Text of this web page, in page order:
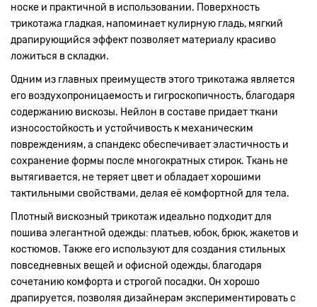
носке и практичной в использовании. Поверхность
трикотажа гладкая, напоминает кулирную гладь, мягкий
драпирующийся эффект позволяет материалу красиво
ложиться в складки.
Одним из главных преимуществ этого трикотажа является
его воздухопроницаемость и гигроскопичность, благодаря
содержанию вискозы. Нейлон в составе придает ткани
износостойкость и устойчивость к механическим
повреждениям, а спандекс обеспечивает эластичность и
сохранение формы после многократных стирок. Ткань не
вытягивается, не теряет цвет и обладает хорошими
тактильными свойствами, делая её комфортной для тела.
Плотный вискозный трикотаж идеально подходит для
пошива элегантной одежды: платьев, юбок, брюк, жакетов и
костюмов. Также его используют для создания стильных
повседневных вещей и офисной одежды, благодаря
сочетанию комфорта и строгой посадки. Он хорошо
драпируется, позволяя дизайнерам экспериментировать с